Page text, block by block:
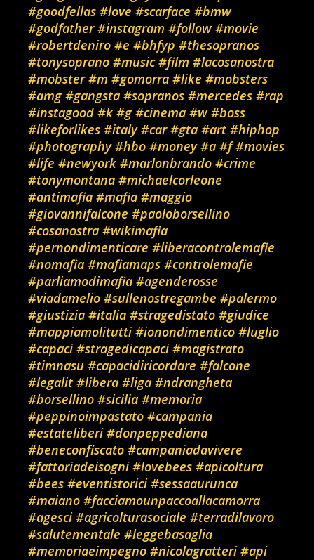
#goodfellas #love #scarface #bmw
#godfather #instagram #follow #movie
#robertdeniro #e #bhfyp #thesopranos
#tonysoprano #music #film #lacosanostra
#mobster #m #gomorra #like #mobsters
#amg #gangsta #sopranos #mercedes #rap
#instagood #k #g #cinema #w #boss
#likeforlikes #italy #car #gta #art #hiphop
#photography #hbo #money #a #f #movies
#life #newyork #marlonbrando #crime
#tonymontana #michaelcorleone
#antimafia #mafia #maggio
#giovannifalcone #paoloborsellino
#cosanostra #wikimafia
#pernondimenticare #liberacontrolemafie
#nomafia #mafiamaps #controlemafie
#parliamodimafia #agenderosse
#viadamelio #sullenostregambe #palermo
#giustizia #italia #stragedistato #giudice
#mappiamolitutti #ionondimentico #luglio
#capaci #stragedicapaci #magistrato
#timnasu #capacidiricordare #falcone
#legalit #libera #liga #ndrangheta
#borsellino #sicilia #memoria
#peppinoimpastato #campania
#estateliberi #donpeppediana
#beneconfiscato #campaniadavivere
#fattoriadeisogni #lovebees #apicoltura
#bees #eventistorici #sessaaurunca
#maiano #facciamounpaccoallacamorra
#agesci #agricolturasociale #terradilavoro
#salutementale #leggebasaglia
#memoriaeimpegno #nicolagratteri #api